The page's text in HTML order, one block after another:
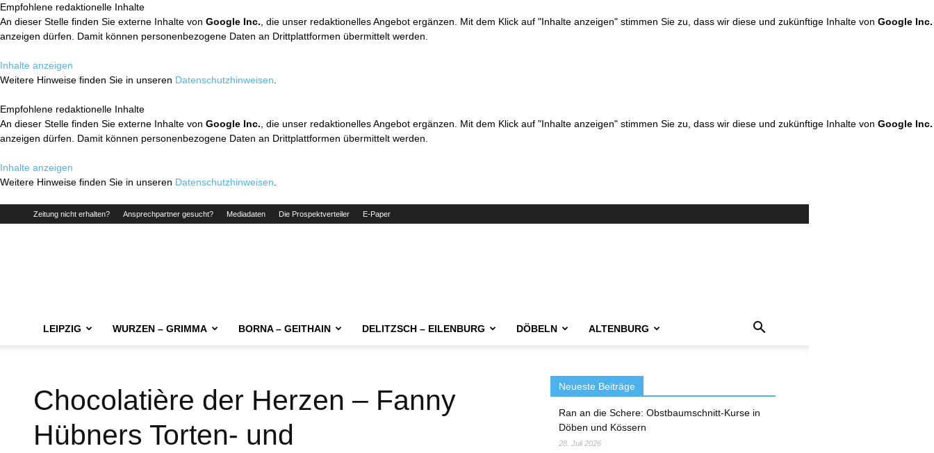
Empfohlene redaktionelle Inhalte
An dieser Stelle finden Sie externe Inhalte von Google Inc. , die unser redaktionelles Angebot ergänzen. Mit dem Klick auf "Inhalte anzeigen" stimmen Sie zu, dass wir diese und zukünftige Inhalte von Google Inc.
anzeigen dürfen. Damit können personenbezogene Daten an Drittplattformen übermittelt werden.
Inhalte anzeigen
Weitere Hinweise finden Sie in unseren Datenschutzhinweisen
Empfohlene redaktionelle Inhalte
An dieser Stelle finden Sie externe Inhalte von Google Inc. , die unser redaktionelles Angebot ergänzen. Mit dem Klick auf "Inhalte anzeigen" stimmen Sie zu, dass wir diese und zukünftige Inhalte von Google Inc.
anzeigen dürfen. Damit können personenbezogene Daten an Drittplattformen übermittelt werden.
Inhalte anzeigen
Weitere Hinweise finden Sie in unseren Datenschutzhinweisen
Zeitung nicht erhalten? Ansprechpartner gesucht? Mediadaten Die Prospektverteiler E-Paper
LEIPZIG WURZEN – GRIMMA BORNA – GEITHAIN DELITZSCH – EILENBURG DÖBELN ALTENBURG
Chocolatière der Herzen – Fanny
Hübners Torten- und
Neueste Beiträge
Ran an die Schere: Obstbaumschnitt-Kurse in
Döben und Kössern
28. Juli 2026